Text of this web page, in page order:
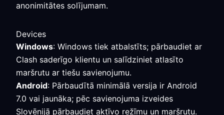
anonimitātes solījumam.
Devices
Windows: Windows tiek atbalstīts; pārbaudiet ar
Clash saderīgo klientu un salīdziniet atlasīto
maršrutu ar tiešu savienojumu.
Android: Pārbaudītā minimālā versija ir Android
7.0 vai jaunāka; pēc savienojuma izveides
Slovēnijā pārbaudiet aktīvo režīmu un maršrutu.